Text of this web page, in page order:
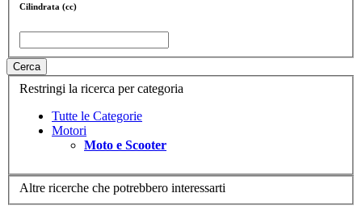
Cilindrata (cc)
Cerca
Restringi la ricerca per categoria
Tutte le Categorie
Motori
Moto e Scooter
Altre ricerche che potrebbero interessarti